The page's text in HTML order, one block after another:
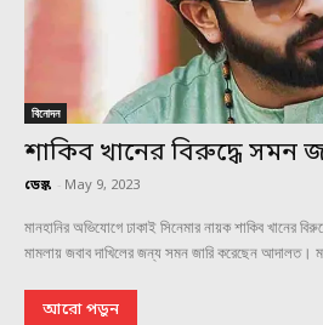
বিনোদন
শাকিব খানের বিরুদ্ধে সমন
ডেস্ক - May 9, 2023
মানহানির অভিযোগে ঢাকাই সিনেমার নায়ক শাকিব খানের
মামলায় জবাব দাখিলের জন্য সমন জারি করেছেন আদালত।
আরো পড়ুন